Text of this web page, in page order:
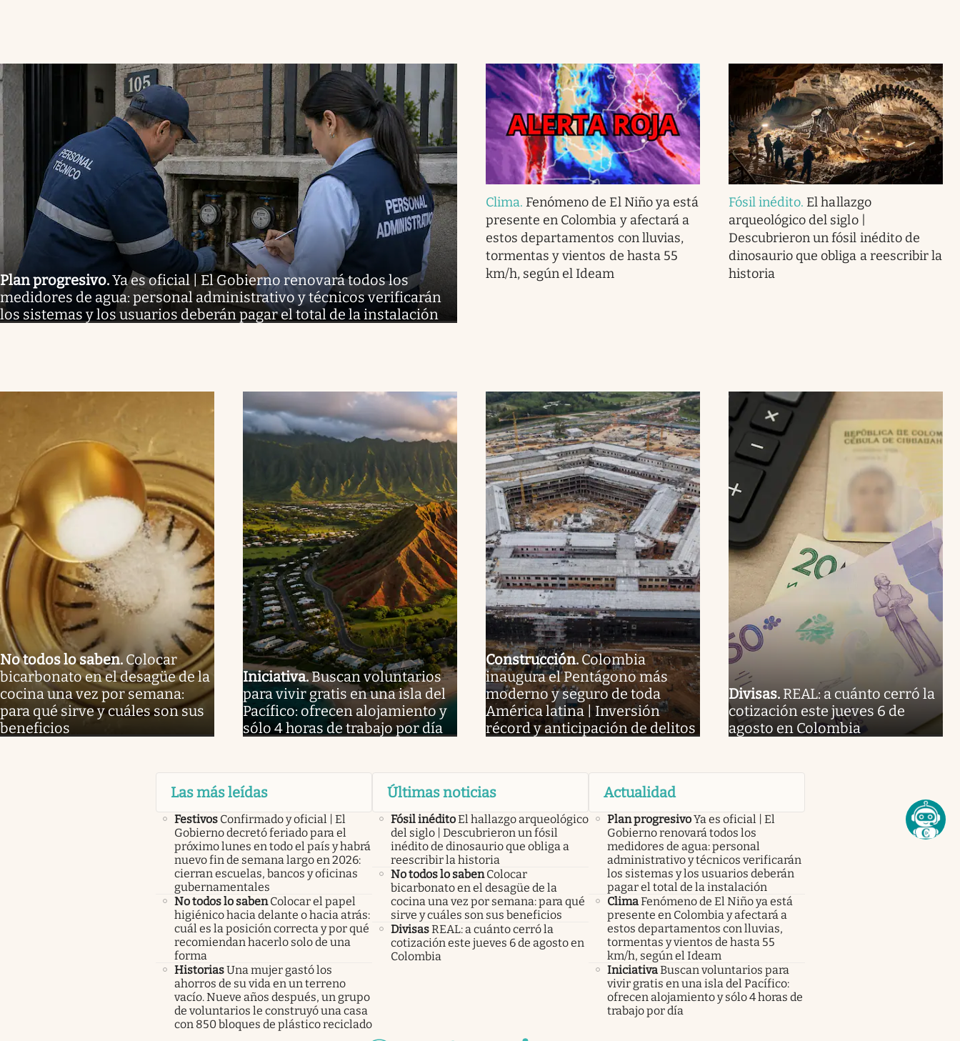
Plan progresivo.Ya es oficial | El Gobierno renovará todos los
medidores de agua: personal administrativo y técnicos verificarán
los sistemas y los usuarios deberán pagar el total de la instalación
Clima. Fenómeno de El Niño ya está
presente en Colombia y afectará a
estos departamentos con lluvias,
tormentas y vientos de hasta 55
km/h, según el Ideam
Fósil inédito. El hallazgo
arqueológico del siglo |
Descubrieron un fósil inédito de
dinosaurio que obliga a reescribir la
historia
No todos lo saben. Colocar
bicarbonato en el desagüe de la
cocina una vez por semana:
para qué sirve y cuáles son sus
beneficios
Iniciativa.Buscan voluntarios
para vivir gratis en una isla del
Pacífico: ofrecen alojamiento y
sólo 4 horas de trabajo por día
Construcción. Colombia
inaugura el Pentágono más
moderno y seguro de toda
América latina | Inversión
récord y anticipación de delitos
Divisas. REAL: a cuánto cerró la
cotización este jueves 6 de
agosto en Colombia
Las más leídas
Festivos Confirmado y oficial | El
Gobierno decretó feriado para el
próximo lunes en todo el país y habrá
nuevo fin de semana largo en 2026:
cierran escuelas, bancos y oficinas
gubernamentales
No todos lo saben Colocar el papel
higiénico hacia delante o hacia atrás:
cuál es la posición correcta y por qué
recomiendan hacerlo solo de una
forma
HistoriasUna mujer gastó los
ahorros de su vida en un terreno
vacío. Nueve años después, un grupo
de voluntarios le construyó una casa
con 850 bloques de plástico reciclado
Últimas noticias
Fósil inéditoEl hallazgo arqueológico
del siglo | Descubrieron un fósil
inédito de dinosaurio que obliga a
reescribir la historia
No todos lo saben Colocar
bicarbonato en el desagüe de la
cocina una vez por semana: para qué
sirve y cuáles son sus beneficios
DivisasREAL: a cuánto cerró la
cotización este jueves 6 de agosto en
Colombia
Actualidad
Plan progresivoYa es oficial | El
Gobierno renovará todos los
medidores de agua: personal
administrativo y técnicos verificarán
los sistemas y los usuarios deberán
pagar el total de la instalación
ClimaFenómeno de El Niño ya está
presente en Colombia y afectará a
estos departamentos con lluvias,
tormentas y vientos de hasta 55
km/h, según el Ideam
IniciativaBuscan voluntarios para
vivir gratis en una isla del Pacífico:
ofrecen alojamiento y sólo 4 horas de
trabajo por día